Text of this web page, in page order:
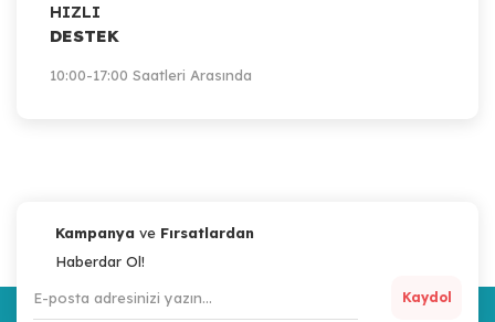
HIZLI
DESTEK
10:00-17:00 Saatleri Arasında
Kampanya ve Fırsatlardan
Haberdar Ol!
Kaydol